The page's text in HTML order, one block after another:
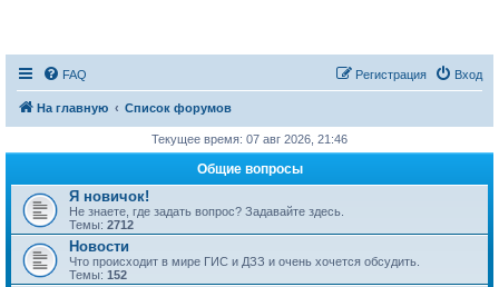
FAQ Вход
Регистрация
На главную Список форумов
Текущее время: 07 авг 2026, 21:46
Общие вопросы
Я новичок!
Не знаете, где задать вопрос? Задавайте здесь.
Темы: 2712
Новости
Что происходит в мире ГИС и ДЗЗ и очень хочется обсудить.
Темы: 152